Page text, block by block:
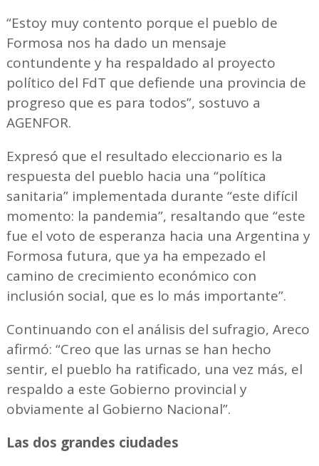
“Estoy muy contento porque el pueblo de
Formosa nos ha dado un mensaje
contundente y ha respaldado al proyecto
político del FdT que defiende una provincia de
progreso que es para todos”, sostuvo a
AGENFOR.
Expresó que el resultado eleccionario es la
respuesta del pueblo hacia una “política
sanitaria” implementada durante “este difícil
momento: la pandemia”, resaltando que “este
fue el voto de esperanza hacia una Argentina y
Formosa futura, que ya ha empezado el
camino de crecimiento económico con
inclusión social, que es lo más importante”.
Continuando con el análisis del sufragio, Areco
afirmó: “Creo que las urnas se han hecho
sentir, el pueblo ha ratificado, una vez más, el
respaldo a este Gobierno provincial y
obviamente al Gobierno Nacional”.
Las dos grandes ciudades